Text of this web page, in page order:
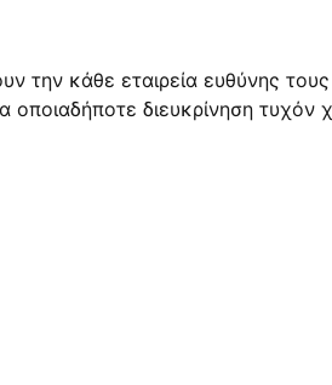
κάθε εταιρεία ευθύνης
οποιαδήποτε διευκρίνηση τυχόν